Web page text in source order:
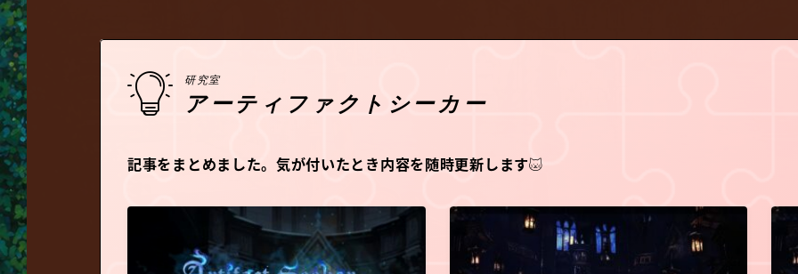
研究室
アーティファクトシー
記事をまとめました。気が付いたとき内容を随時更新します